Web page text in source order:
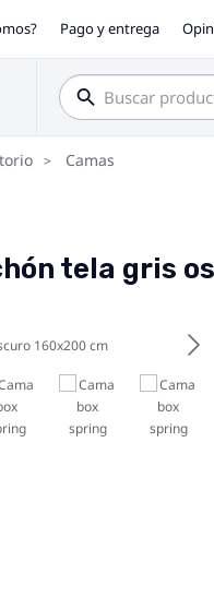
Pago y entrega
Camas
tela gris